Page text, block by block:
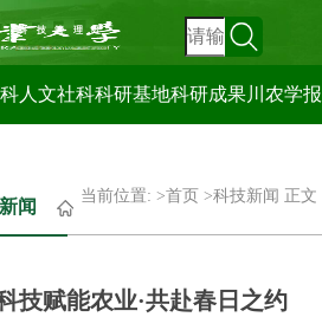
科技管理处
人文社科科研基地科研成果川农学报
闻
当前位置: >首页 >科技新闻 正文
技赋能农业·共赴春日之约